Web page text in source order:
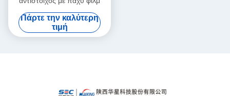
Πάρτε την καλύτερη
τιμή